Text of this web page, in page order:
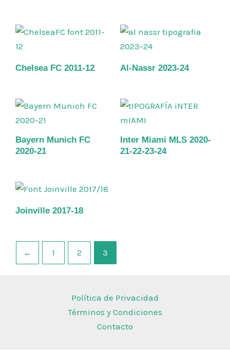
Chelsea FC 2011-12 Al-Nassr 2023-24
Bayern Munich FC
2020-21
Inter Miami MLS 2020-
21-22-23-24
Joinville 2017-18
← 1 2 3
Política de Privacidad
Términos y Condiciones
Contacto